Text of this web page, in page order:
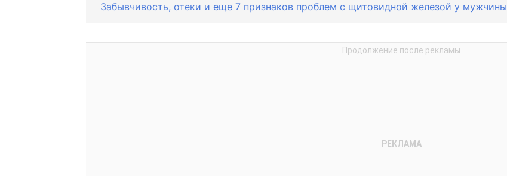
Забывчивость, отеки и еще 7 признаков проблем с щитовидной железой у мужчины